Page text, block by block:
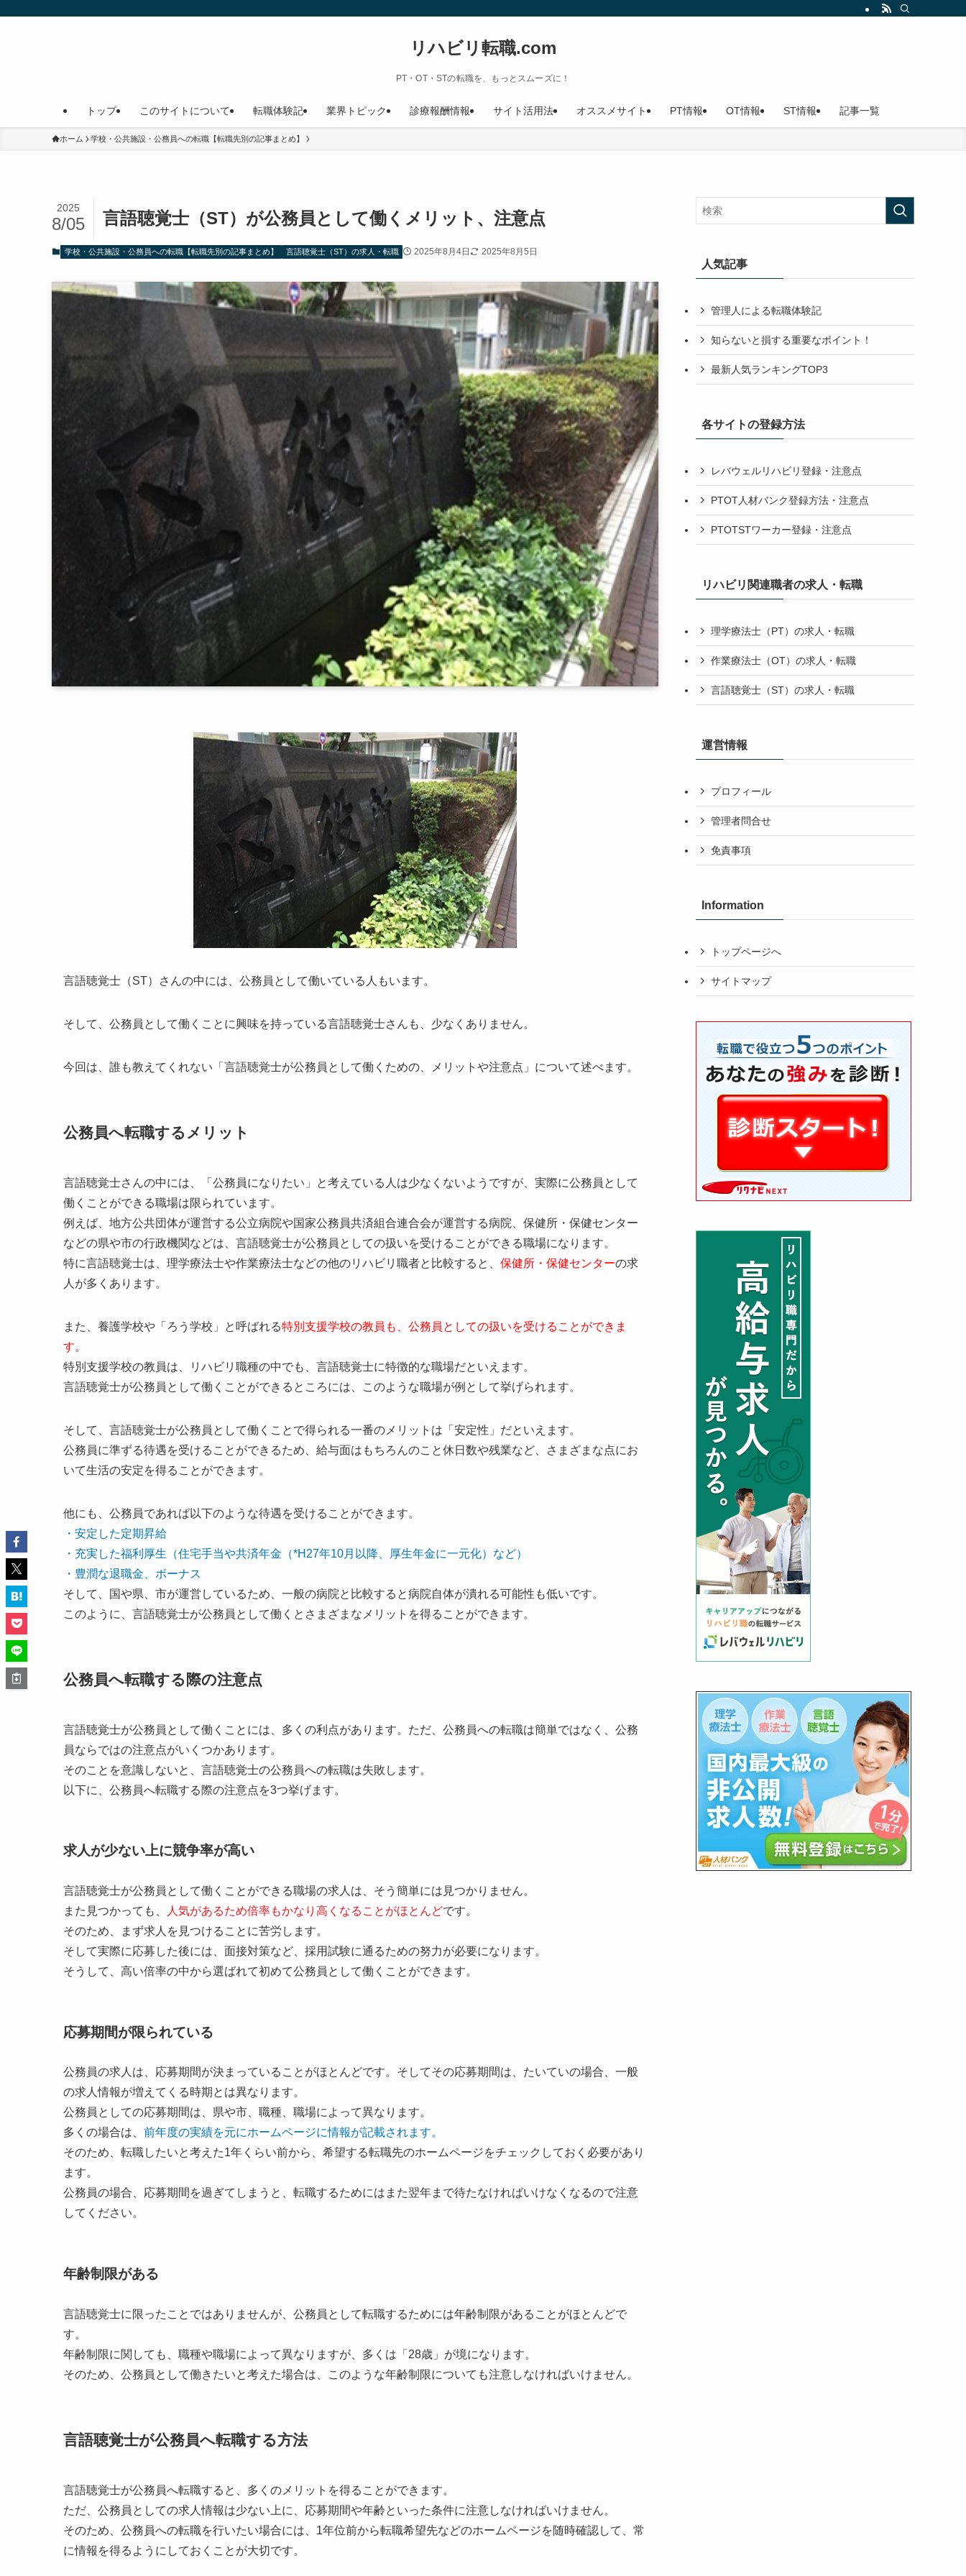
リハビリ転職.com
PT・OT・STの転職を、もっとスムーズに！
トップ このサイトについて 転職体験記 業界トピック 診療報酬情報 サイト活用法 オススメサイト PT情報 OT情報 ST情報 記事一覧
ホーム 学校・公共施設・公務員への転職【転職先別の記事まとめ】
言語聴覚士（ST）が公務員として働くメリット、注意点
2025
8/05
学校・公共施設・公務員への転職【転職先別の記事まとめ】 言語聴覚士（ST）の求人・転職 2025年8月4日 2025年8月5日
言語聴覚士（ST）さんの中には、公務員として働いている人もいます。
そして、公務員として働くことに興味を持っている言語聴覚士さんも、少なくありません。
今回は、誰も教えてくれない「言語聴覚士が公務員として働くための、メリットや注意点」について述べます。
公務員へ転職するメリット
言語聴覚士さんの中には、「公務員になりたい」と考えている人は少なくないようですが、実際に公務員として
働くことができる職場は限られています。
例えば、地方公共団体が運営する公立病院や国家公務員共済組合連合会が運営する病院、保健所・保健センター
などの県や市の行政機関などは、言語聴覚士が公務員としての扱いを受けることができる職場になります。
特に言語聴覚士は、理学療法士や作業療法士などの他のリハビリ職者と比較すると、 保健所・保健センターの求
人が多くあります。
また、養護学校や「ろう学校」と呼ばれる特別支援学校の教員も、公務員としての扱いを受けることができま
す。
特別支援学校の教員は、リハビリ職種の中でも、言語聴覚士に特徴的な職場だといえます。
言語聴覚士が公務員として働くことができるところには、このような職場が例として挙げられます。
そして、言語聴覚士が公務員として働くことで得られる一番のメリットは「安定性」だといえます。
公務員に準ずる待遇を受けることができるため、給与面はもちろんのこと休日数や残業など、さまざまな点にお
いて生活の安定を得ることができます。
他にも、公務員であれば以下のような待遇を受けることができます。
・安定した定期昇給
・充実した福利厚生（住宅手当や共済年金（*H27年10月以降、厚生年金に一元化）など）
・豊潤な退職金、ボーナス
そして、国や県、市が運営しているため、一般の病院と比較すると病院自体が潰れる可能性も低いです。
このように、言語聴覚士が公務員として働くとさまざまなメリットを得ることができます。
公務員へ転職する際の注意点
言語聴覚士が公務員として働くことには、多くの利点があります。ただ、公務員への転職は簡単ではなく、公務
員ならではの注意点がいくつかあります。
そのことを意識しないと、言語聴覚士の公務員への転職は失敗します。
以下に、公務員へ転職する際の注意点を3つ挙げます。
求人が少ない上に競争率が高い
言語聴覚士が公務員として働くことができる職場の求人は、そう簡単には見つかりません。
また見つかっても、
人気があるため倍率もかなり高くなることがほとんどです。
そのため、まず求人を見つけることに苦労します。
そして実際に応募した後には、面接対策など、採用試験に通るための努力が必要になります。
そうして、高い倍率の中から選ばれて初めて公務員として働くことができます。
応募期間が限られている
公務員の求人は、応募期間が決まっていることがほとんどです。そしてその応募期間は、たいていの場合、一般
の求人情報が増えてくる時期とは異なります。
公務員としての応募期間は、県や市、職種、職場によって異なります。
多くの場合は、 前年度の実績を元にホームページに情報が記載されます。
そのため、転職したいと考えた1年くらい前から、希望する転職先のホームページをチェックしておく必要があり
ます。
公務員の場合、応募期間を過ぎてしまうと、転職するためにはまた翌年まで待たなければいけなくなるので注意
してください。
年齢制限がある
言語聴覚士に限ったことではありませんが、公務員として転職するためには年齢制限があることがほとんどで
す。
年齢制限に関しても、職種や職場によって異なりますが、多くは「28歳」が境になります。
そのため、公務員として働きたいと考えた場合は、このような年齢制限についても注意しなければいけません。
言語聴覚士が公務員へ転職する方法
言語聴覚士が公務員へ転職すると、多くのメリットを得ることができます。
ただ、公務員としての求人情報は少ない上に、応募期間や年齢といった条件に注意しなければいけません。
そのため、公務員への転職を行いたい場合には、1年位前から転職希望先などのホームページを随時確認して、常
に情報を得るようにしておくことが大切です。
人気記事
管理人による転職体験記
知らないと損する重要なポイント！
最新人気ランキングTOP3
各サイトの登録方法
レバウェルリハビリ登録・注意点
PTOT人材バンク登録方法・注意点
PTOTSTワーカー登録・注意点
リハビリ関連職者の求人・転職
理学療法士（PT）の求人・転職
作業療法士（OT）の求人・転職
言語聴覚士（ST）の求人・転職
運営情報
プロフィール
管理者問合せ
免責事項
Information
トップページへ
サイトマップ